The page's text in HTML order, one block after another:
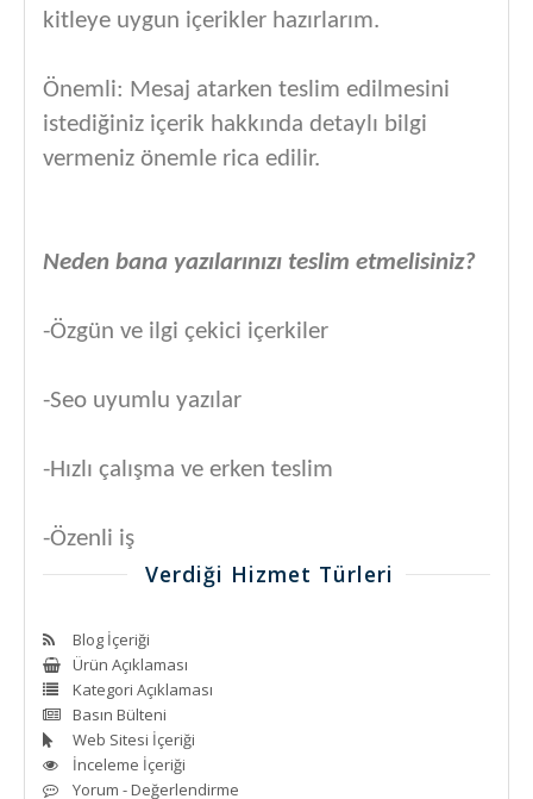
kitleye uygun içerikler hazırlarım.
Önemli: Mesaj atarken teslim edilmesini
istediğiniz içerik hakkında detaylı bilgi
vermeniz önemle rica edilir.
Neden bana yazılarınızı teslim etmelisiniz?
-Özgün ve ilgi çekici içerkiler
-Seo uyumlu yazılar
-Hızlı çalışma ve erken teslim
-Özenli iş
Verdiği Hizmet Türleri
Blog İçeriği
Ürün Açıklaması
Kategori Açıklaması
Basın Bülteni
Web Sitesi İçeriği
İnceleme İçeriği
Yorum - Değerlendirme